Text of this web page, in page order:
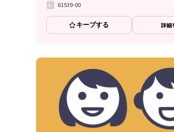
61539-00
キープする 詳細